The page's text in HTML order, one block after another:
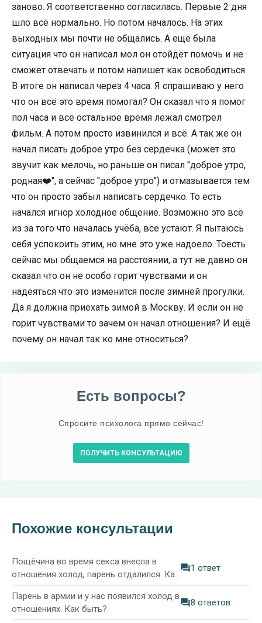
заново. Я соответственно согласилась. Первые 2 дня
шло всё нормально. Но потом началось. На этих
выходных мы почти не общались. А ещё была
ситуация что он написал мол он отойдёт помочь и не
сможет отвечать и потом напишет как освободиться.
В итоге он написал через 4 часа. Я спрашиваю у него
что он всё это время помогал? Он сказал что я помог
пол часа и всё остальное время лежал смотрел
фильм. А потом просто извинился и всё. А так же он
начал писать доброе утро без сердечка (может это
звучит как мелочь, но раньше он писал "доброе утро,
родная❤️", а сейчас "доброе утро") и отмазывается тем
что он просто забыл написать сердечко. То есть
начался игнор холодное общение. Возможно это всё
из за того что началась учёба, все устают. Я пытаюсь
себя успокоить этим, но мне это уже надоело. Тоесть
сейчас мы общаемся на расстоянии, а тут не давно он
сказал что он не особо горит чувствами и он
надеяться что это изменится после зимней прогулки.
Да я должна приехать зимой в Москву. И если он не
горит чувствами то зачем он начал отношения? И ещё
почему он начал так ко мне относиться?
Есть вопросы?
Спросите психолога прямо сейчас!
ПОЛУЧИТЬ КОНСУЛЬТАЦИЮ
Похожие консультации
Пощёчина во время секса внесла в
отношения холод, парень отдалился. Как
понять его поведение?
1 ответ
Парень в армии и у нас появился холод в
отношениях. Как быть?
8 ответов